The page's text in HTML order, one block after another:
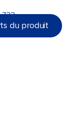
du produit